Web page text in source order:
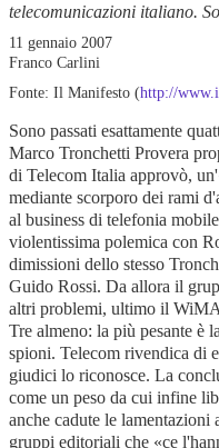
telecomunicazioni italiano.
11 gennaio 2007
Franco Carlini
Fonte: Il Manifesto (http://
Sono passati esattamente
Marco Tronchetti Provera
di Telecom Italia approvò,
mediante scorporo dei rami
al business di telefonia
violentissima polemica con
dimissioni dello stesso
Guido Rossi. Da allora il
altri problemi, ultimo il
Tre almeno: la più pesante è
spioni. Telecom rivendica di
giudici lo riconosce. La
come un peso da cui infine
anche cadute le
gruppi editoriali che «ce